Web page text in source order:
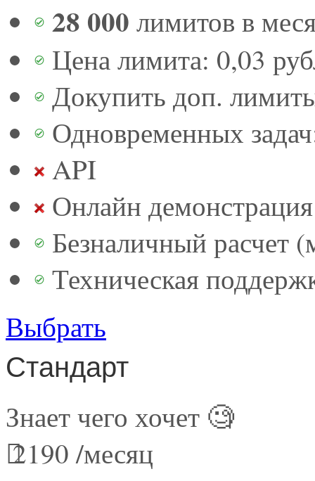
28 000 лимитов в
Цена лимита: 0,03
Докупить доп.
Одновременных
API
Онлайн
Безналичный расчет
Техническая
Выбрать
Стандарт
Знает чего хочет 🧐
2190 /месяц